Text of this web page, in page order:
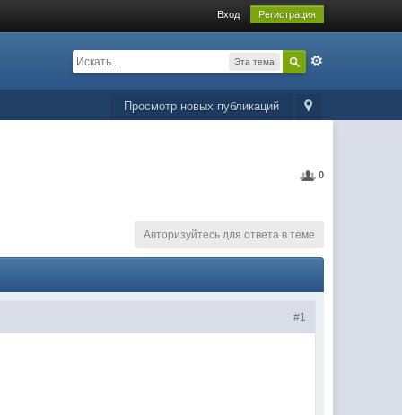
Вход Регистрация
Эта тема
Просмотр новых публикаций
0
Авторизуйтесь для ответа в теме
#1